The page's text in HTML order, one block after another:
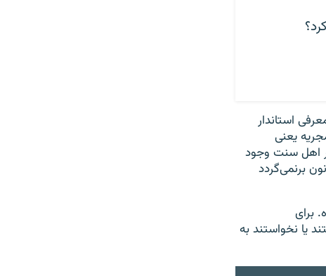
استاندار
قوه مجریه یعنی
اهل سنت وجود
برنمی‌گردد
برای
یا نخواستند به